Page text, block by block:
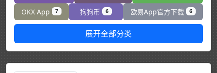
OKX App 7 狗狗币 6 欧易App官方下载 6
展开全部分类